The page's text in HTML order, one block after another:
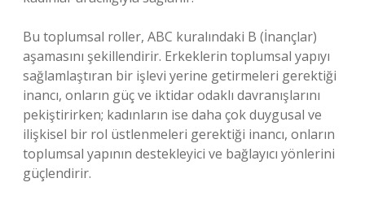
Bu toplumsal roller, ABC kuralındaki B (İnançlar)
aşamasını şekillendirir. Erkeklerin toplumsal yapıyı
sağlamlaştıran bir işlevi yerine getirmeleri gerektiği
inancı, onların güç ve iktidar odaklı davranışlarını
pekiştirirken; kadınların ise daha çok duygusal ve
ilişkisel bir rol üstlenmeleri gerektiği inancı, onların
toplumsal yapının destekleyici ve bağlayıcı yönlerini
güçlendirir.